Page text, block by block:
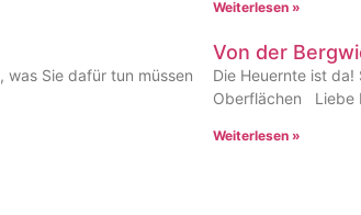
Weiterlesen »
was Sie dafür tun müssen
Von der
Die Heuernte ist
Oberflächen Liebe
Weiterlesen »